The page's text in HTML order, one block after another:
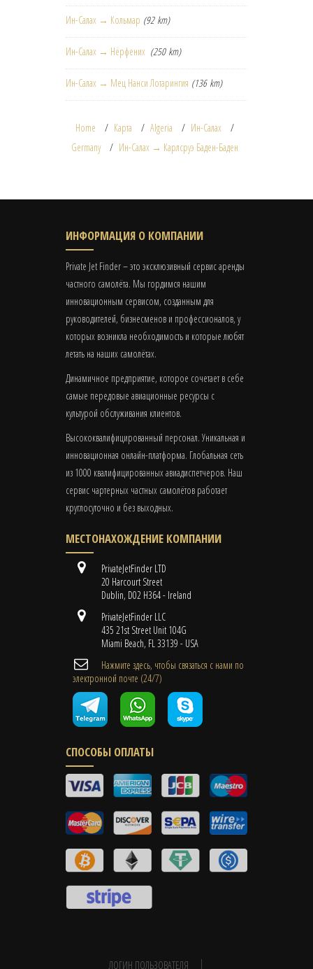
Ин-Салах → Кольмар (92 km)
Ин-Салах → Нёрфених (250 km)
Ин-Салах → Мец Нанси Лотарингия (136 km)
Home Карта Algeria
Ин-Салах
Germany
Ин-Салах → Карлсруэ Баден-Баден
ИНФОРМАЦИЯ О КОМПАНИИ
Private Jet Finder – это эксклюзивный сервис аренды
частного самолёта. Мы гордимся нашим
инновационным сервисом, созданным для
руководителей, бизнесменов и профессионалов, у
которых возникла необходимость и которые любят
летать на наших самолётах.
Динамичное предприятие, которое сочетает в себе
самые передовые авиационные ресурсы с
культурой обслуживания клиентов.
Высококвалифицированный персонал. Уникальная и
инновационная онлайн-платформа. Глобальная сеть
из 1000 квалифицированных авиадиспетчеров. Наш
сервис чартерных частных самолётов работает
круглосуточно и без выходных.
МЕСТОНАХОЖДЕНИЕ КОМПАНИИ
PrivateJetFinder LTD
20 Harcourt Street
Dublin, D02 H364 - Ireland
PrivateJetFinder LLC
435 21st Street Unit 104G
Miami Beach, FL 33139 - USA
Нажмите здесь, чтобы связаться с нами по
электронной почте (24/7)
СПОСОБЫ ОПЛАТЫ
ЛОГИН ПОЛЬЗОВАТЕЛЯ